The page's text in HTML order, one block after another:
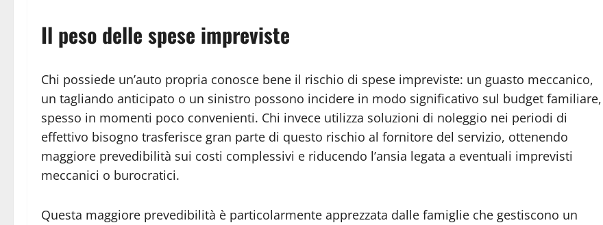
Il peso delle spese impreviste
Chi possiede un’auto propria conosce bene il rischio di spese impreviste: un guasto meccanico,
un tagliando anticipato o un sinistro possono incidere in modo significativo sul budget familiare,
spesso in momenti poco convenienti. Chi invece utilizza soluzioni di noleggio nei periodi di
effettivo bisogno trasferisce gran parte di questo rischio al fornitore del servizio, ottenendo
maggiore prevedibilità sui costi complessivi e riducendo l’ansia legata a eventuali imprevisti
meccanici o burocratici.
Questa maggiore prevedibilità è particolarmente apprezzata dalle famiglie che gestiscono un